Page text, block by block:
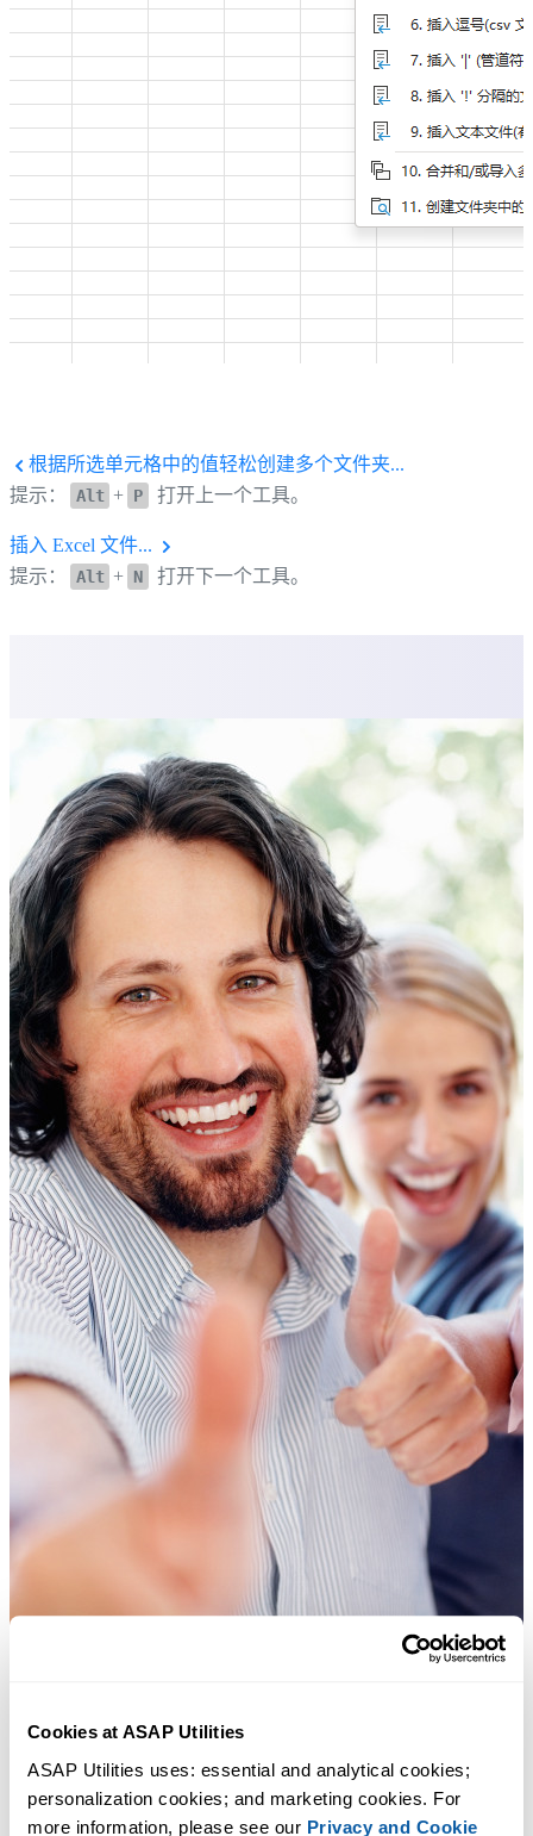
Cookies at ASAP Utilities
ASAP Utilities uses: essential and analytical cookies;
personalization cookies; and marketing cookies. For
more information, please see our Privacy and Cookie
根据所选单元格中的值轻松创建多个文件夹...
提示：
Alt + P 打开上一个工具。
插入 Excel 文件...
提示：
Alt + N 打开下一个工具。
许多 Excel 用户希望 Excel 内置的实用工具
节省 Excel 工作时间，简单高效。